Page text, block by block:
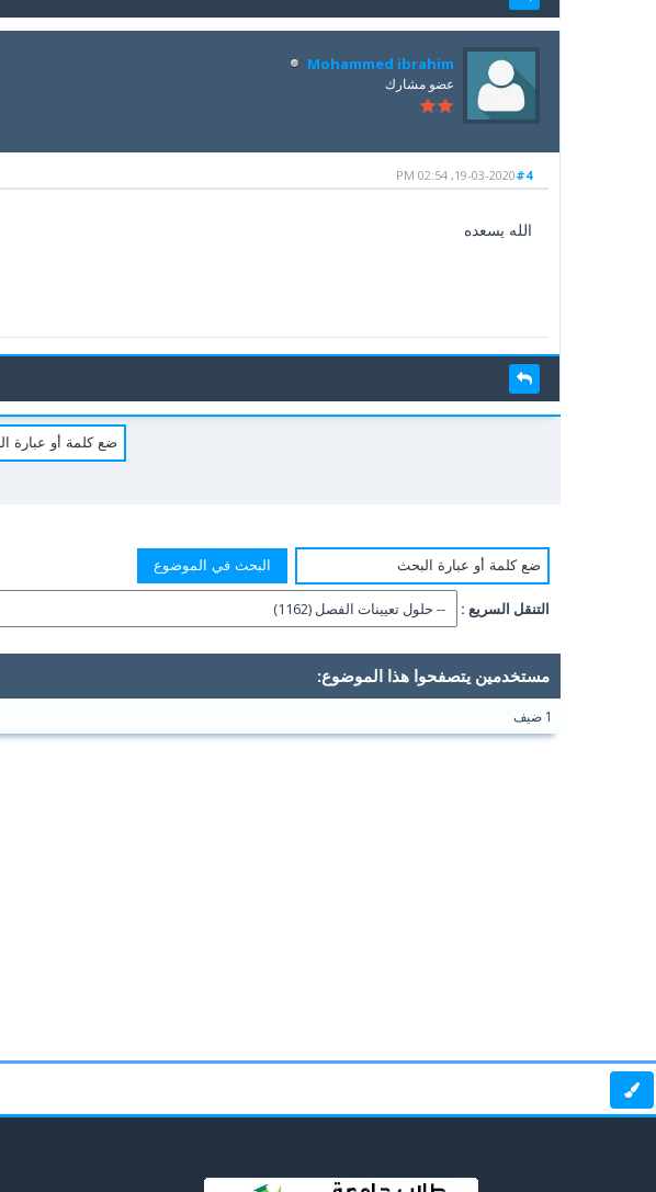
Mohammed ibrahim
عضو مشارك
#4
19-03-2020, 02:54 PM
الله يسعده
التنقل السريع :
مستخدمين يتصفحوا هذا الموضوع:
1 ضيف